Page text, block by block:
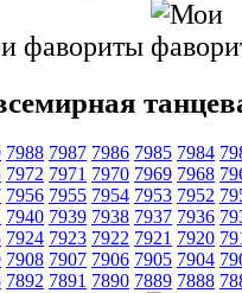
фавориты
7988 7987 7986 7985 7984
7972 7971 7970 7969 7968
7956 7955 7954 7953 7952
7940 7939 7938 7937 7936
7924 7923 7922 7921 7920
7908 7907 7906 7905 7904
7892 7891 7890 7889 7888